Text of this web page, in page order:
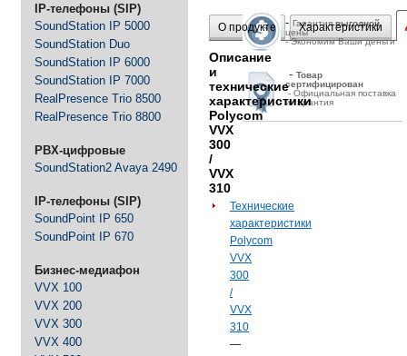
IP-телефоны (SIP)
SoundStation IP 5000
SoundStation Duo
SoundStation IP 6000
SoundStation IP 7000
RealPresence Trio 8500
RealPresence Trio 8800
PBX-цифровые
SoundStation2 Avaya 2490
IP-телефоны (SIP)
SoundPoint IP 650
SoundPoint IP 670
Бизнес-медиафон
VVX 100
VVX 200
VVX 300
VVX 400
- Гарантиявыгодной
цены
- Экономим Ваши деньги
- Товар
сертифицирован
- Официальная поставка
и гарантия
О продукте Характеристики
Описание
и
технические
характеристики
Polycom
VVX
300
/
VVX
310
Технические
характеристики
Polycom
VVX
300
/
VVX
310
—